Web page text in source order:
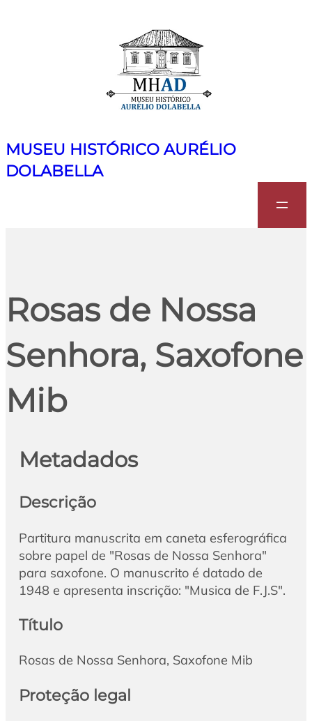
MUSEU HISTÓRICO AURÉLIO
DOLABELLA
Rosas de Nossa
Senhora, Saxofone
Mib
Metadados
Descrição
Partitura manuscrita em caneta esferográfica
sobre papel de "Rosas de Nossa Senhora"
para saxofone. O manuscrito é datado de
1948 e apresenta inscrição: "Musica de F.J.S".
Título
Rosas de Nossa Senhora, Saxofone Mib
Proteção legal